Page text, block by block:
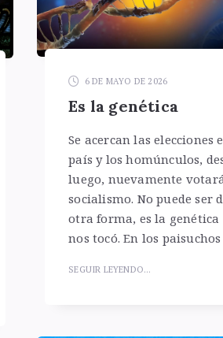
6 DE MAYO DE 2026
Es la genética
Se acercan las elecciones
país y los homúnculos,
luego, nuevamente
socialismo. No puede ser
otra forma, es la genética
nos tocó. En los
SEGUIR LEYENDO...